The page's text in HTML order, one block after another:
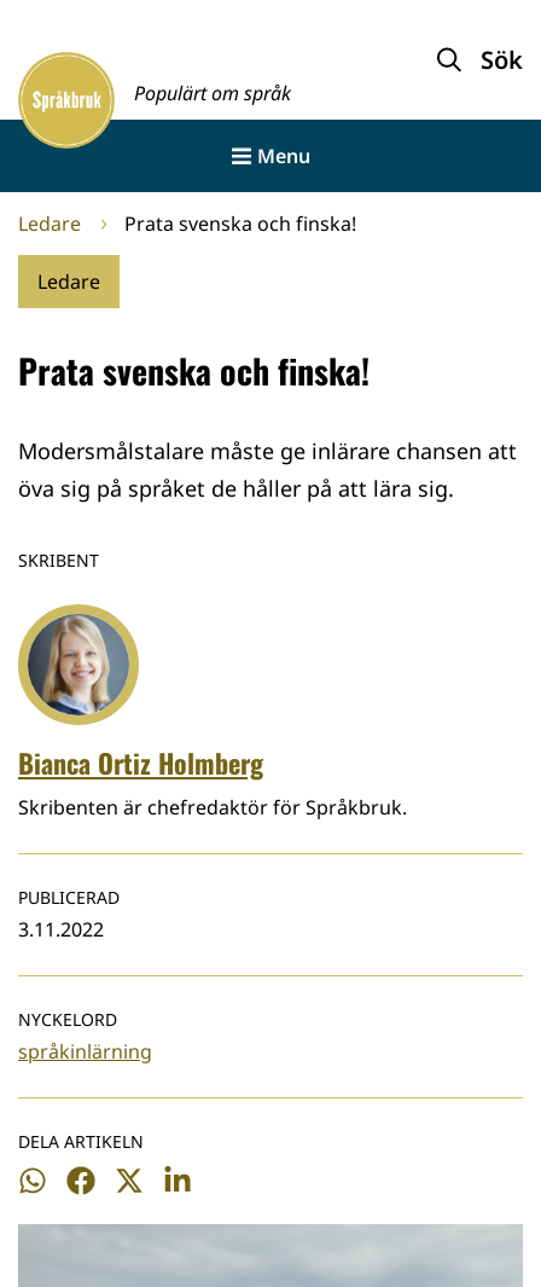
innehållet
Framsida
Populärt om språk
Sök
Menu
Ledare Prata svenska och finska!
Ledare
Prata svenska och finska!
Modersmålstalare måste ge inlärare chansen att
öva sig på språket de håller på att lära sig.
SKRIBENT
Bianca Ortiz Holmberg
Skribenten är chefredaktör för Språkbruk.
PUBLICERAD
3.11.2022
NYCKELORD
språkinlärning
DELA ARTIKELN
Dela
Dela
Dela
Dela